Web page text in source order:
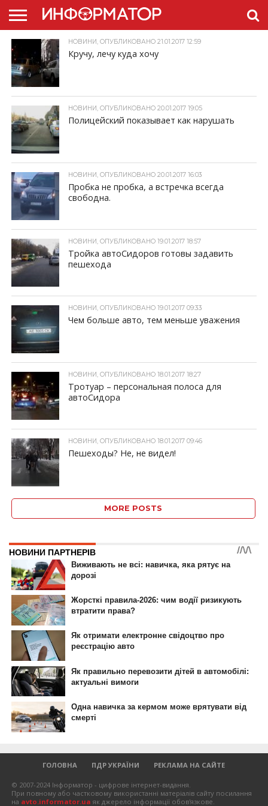
ГОЛОВНА
НОВИНИ
ПДР
УКРАЇНИ
РЕКЛАМА
ПРОЕКТЫ
НОВИНИ, ОПУБЛИКОВАНО 21.01.2017 12:59
Кручу, лечу куда хочу
НОВИНИ, ОПУБЛИКОВАНО 20.01.2017 19:05
Полицейский показывает как нарушать
НОВИНИ, ОПУБЛИКОВАНО 20.01.2017 16:03
Пробка не пробка, а встречка всегда
свободна.
НОВИНИ, ОПУБЛИКОВАНО 19.01.2017 18:57
Тройка автоСидоров готовы задавить
пешехода
НОВИНИ, ОПУБЛИКОВАНО 19.01.2017 09:33
Чем больше авто, тем меньше уважения
НОВИНИ, ОПУБЛИКОВАНО 18.01.2017 18:27
Тротуар – персональная полоса для
автоСидора
НОВИНИ, ОПУБЛИКОВАНО 18.01.2017 09:46
Пешеходы? Не, не видел!
MORE POSTS
ГОЛОВНА ПДР УКРАЇНИ РЕКЛАМА НА САЙТЕ
© 2007-2024 Інформатор - цифрове інтернет-видання.
При повному або частковому використанні матеріалів сайту посилання
на avto.informator.ua як джерело інформації обов'язкове.